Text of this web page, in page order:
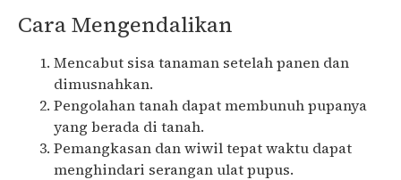
Cara Mengendalikan
Mencabut sisa tanaman setelah panen dan
dimusnahkan.
Pengolahan tanah dapat membunuh pupanya
yang berada di tanah.
Pemangkasan dan wiwil tepat waktu dapat
menghindari serangan ulat pupus.